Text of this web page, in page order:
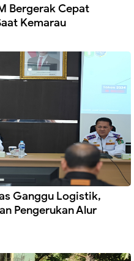
Bergerak Cepat
Kemarau
Ganggu Logistik,
Pengerukan Alur